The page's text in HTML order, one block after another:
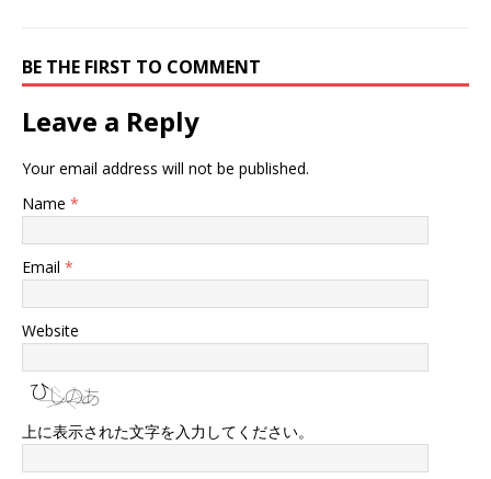
BE THE FIRST TO COMMENT
Leave a Reply
Your email address will not be published.
Name *
Email *
Website
上に表示された文字を入力してください。